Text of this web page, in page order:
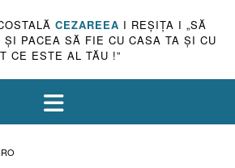
CEZAREEA I REŞIŢA I „SĂ
PACEA SĂ FIE CU CASA TA ŞI CU
CE ESTE AL TĂU !”